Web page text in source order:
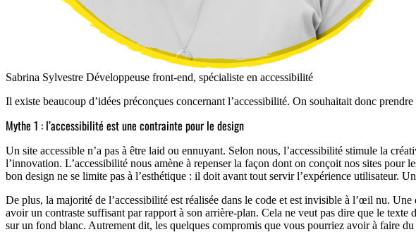
Sabrina Sylvestre Développeuse front-end, spécialiste en accessibilité
Il existe beaucoup d’idées préconçues concernant l’accessibilité. On souhaitait donc
Mythe 1 : l’accessibilité est une contrainte pour le design
Un site accessible n’a pas à être laid ou ennuyant. Selon nous, l’accessibilité stimule la
l’innovation. L’accessibilité nous amène à repenser la façon dont on conçoit nos sites
bon design ne se limite pas à l’esthétique : il doit avant tout servir l’expérience utilisateur.
De plus, la majorité de l’accessibilité est réalisée dans le code et est invisible à l’œil nu.
avoir un contraste suffisant par rapport à son arrière-plan. Cela ne veut pas dire que le
sur un fond blanc. Autrement dit, les quelques compromis que vous pourriez avoir à faire